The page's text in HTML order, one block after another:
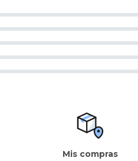
Mis compras